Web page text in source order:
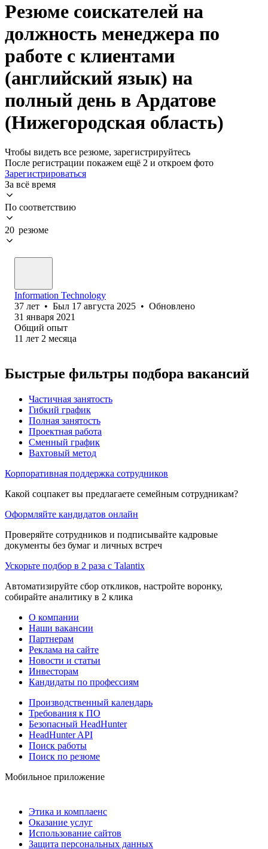
Резюме соискателей на
должность менеджера по
работе с клиентами
(английский язык) на
полный день в Ардатове
(Нижегородская область)
Чтобы видеть все резюме, зарегистрируйтесь
После регистрации покажем ещё 2 и откроем фото
Зарегистрироваться
За всё время
По соответствию
20 резюме
Information Technology
37 лет • Был 17 августа 2025 • Обновлено
31 января 2021
Общий опыт
11 лет 2 месяца
Быстрые фильтры подбора вакансий
Частичная занятость
Гибкий график
Полная занятость
Проектная работа
Сменный график
Вахтовый метод
Корпоративная поддержка сотрудников
Какой соцпакет вы предлагаете семейным сотрудникам?
Оформляйте кандидатов онлайн
Проверяйте сотрудников и подписывайте кадровые
документы без бумаг и личных встреч
Ускорьте подбор в 2 раза с Talantix
Автоматизируйте сбор откликов, настройте воронку,
собирайте аналитику в 2 клика
О компании
Наши вакансии
Партнерам
Реклама на сайте
Новости и статьи
Инвесторам
Кандидаты по профессиям
Производственный календарь
Требования к ПО
Безопасный HeadHunter
HeadHunter API
Поиск работы
Поиск по резюме
Мобильное приложение
Этика и комплаенс
Оказание услуг
Использование сайтов
Защита персональных данных